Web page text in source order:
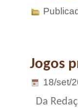
Jogos
18/set/
Da